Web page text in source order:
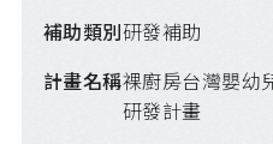
補助類別研發補助
計畫名稱裸廚房台灣嬰幼
研發計畫